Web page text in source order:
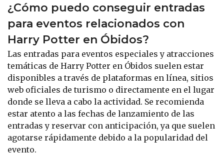
¿Cómo puedo conseguir entradas
para eventos relacionados con
Harry Potter en Óbidos?
Las entradas para eventos especiales y atracciones
temáticas de Harry Potter en Óbidos suelen estar
disponibles a través de plataformas en línea, sitios
web oficiales de turismo o directamente en el lugar
donde se lleva a cabo la actividad. Se recomienda
estar atento a las fechas de lanzamiento de las
entradas y reservar con anticipación, ya que suelen
agotarse rápidamente debido a la popularidad del
evento.